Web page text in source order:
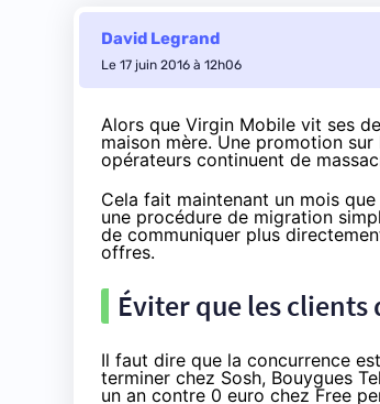
David Legrand
Le 17 juin 2016 à 12h06
Alors que Virgin Mobile vit ses
maison mère. Une promotion
opérateurs continuent de
Cela fait maintenant un mois
une procédure de migration
de communiquer plus
offres.
Éviter que les
Il faut dire que la concurrence
terminer chez Sosh, Bouygues
un an contre 0 euro chez Free